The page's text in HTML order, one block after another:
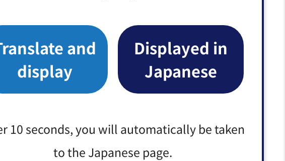
and
display
Displayed in
Japanese
10 seconds, you will automatically be taken
to the Japanese page.